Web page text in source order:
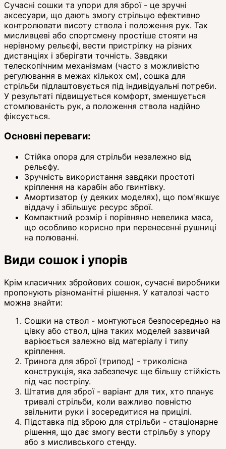
Сучасні сошки та упори для зброї - це зручні
аксесуари, що дають змогу стрільцю ефективно
контролювати висоту ствола і положення рук. Так
мисливцеві або спортсмену простіше стояти на
нерівному рельєфі, вести пристрілку на різних
дистанціях і зберігати точність. Завдяки
телескопічним механізмам (часто з можливістю
регулювання в межах кількох см), сошка для
стрільби підлаштовується під індивідуальні потреби.
У результаті підвищується комфорт, зменшується
стомлюваність рук, а положення ствола надійно
фіксується.
Основні переваги:
Стійка опора для стрільби незалежно від
рельєфу.
Зручність використання завдяки простоті
кріплення на карабін або гвинтівку.
Амортизатор (у деяких моделях), що пом'якшує
віддачу і збільшує ресурс зброї.
Компактний розмір і порівняно невелика маса,
що особливо корисно при перенесенні рушниці
на полюванні.
Види сошок і упорів
Крім класичних збройових сошок, сучасні виробники
пропонують різноманітні рішення. У каталозі часто
можна знайти:
Сошки на ствол - монтуються безпосередньо на
цівку або ствол, ціна таких моделей зазвичай
варіюється залежно від матеріалу і типу
кріплення.
Тринога для зброї (трипод) - триколісна
конструкція, яка забезпечує ще більшу стійкість
під час пострілу.
Штатив для зброї - варіант для тих, хто планує
тривалі стрільби, коли важливо повністю
звільнити руки і зосередитися на прицілі.
Підставка під зброю для стрільби - стаціонарне
рішення, що дає змогу вести стрільбу з упору
або з мисливського стенду.